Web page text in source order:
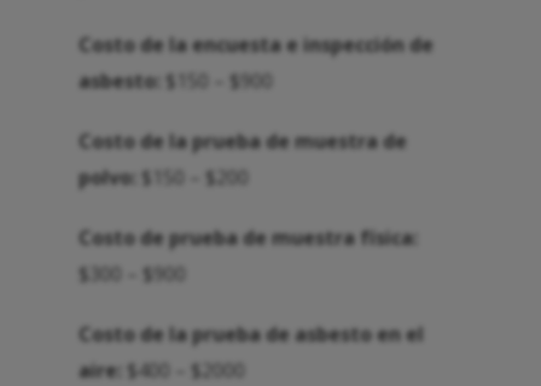
Costo de la encuesta e inspección de
asbesto: $150 – $900
Costo de la prueba de muestra de
polvo: $150 – $200
Costo de prueba de muestra física:
$300 – $900
Costo de la prueba de asbesto en el
aire: $400 – $2000